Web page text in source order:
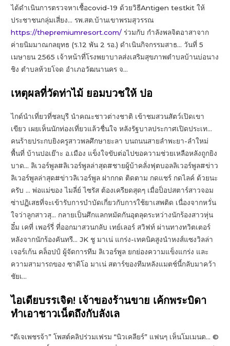
ได้ดำเนินการตรวจหาเชื้อcovid-19 ด้วยวิธีAntigen testkit ให้
ประชาชนกลุ่มเสี่ยง… รพ.สต.บ้านเขาพรมสุวรรณ
https://thepremiumresort.com/ ร่วมกับ กำลังพลจิตอาสาจาก
ค่ายนิมมาณกลยุทธ (ร.12 พัน 2 รอ.) ดำเนินกิจกรรมสาธ… วันที่ 5
เมษายน 2565 เจ้าหน้าที่โรงพยาบาลส่งเสริมสุขภาพตำบลบ้านบ่อนาง
ชิง ตำบลห้วยโจด อำเภอวัฒนานคร จ…
เหตุผลที่วัดท่าไม้ ยอมบวชให้ ปอ
ไกด์นำเที่ยวที่ชลบุรี นำคณะชาวต่างชาติ เข้าชมสวนสัตว์เปิดเขา
เขียว เผยเห็นนักท่องเที่ยวแล้วชื่นใจ หลังรัฐบาลประกาศเปิดประเท…
คนร้ายประกบยิงครูสาวพลศึกษายะลา บนถนนสายลำพะยา-ลำใหม่
พื้นที่ บ้านปอเย๊าะ อ.เมือง แข็งใจขับต่อไปขอความช่วยเหลือหลังถูกยิง
บาด… ลิเวอร์พูล#ลิเวอร์พูลล่าสุด#ชายผู้บ้าคลั่งฟุตบอลลิเวอร์พูล#ข่าว
ลิเวอร์พูลล่าสุด#ข่าวลิเวอร์พูล ฝากกด ติดตาม กดแชร์ กดไลค์ ด้วยนะ
ครับ … พ่อแม่ของ ไมลี่ย์ ไซรัส ต้องเครียดสุดๆ เมื่อป็อปสตาร์สาวจอม
ซ่าปฏิเสธที่จะเข้ารับการบำบัดเกี่ยวกับการใช้ยาเสพติด เนื่องจากหวั่น
ใจว่าลูกสาวสุ… กลายเป็นศึกแลกหมัดกันอุตลุดระหว่างนักร้องสาวหุ่น
อึ๋ม เคที่ เพอร์รี่ ที่ออกมาสวนกลับ เทย์เลอร์ สวิฟท์ ผ่านทางทวิตเตอร์
หลังจากนักร้องคันทรี… JK ชู มาเน่ แกร่ง-เทคนิคสูงนำหงส์แซงวิลล่า
เจอร์เก้น คล็อปป์ ผู้จัดการทีม ลิเวอร์พูล ยกย่องความแข็งแกร่ง และ
ความสามารถของ ซาดิโอ มาเน่ สตาร์ของทีมหลังแมตช์นี้กลับมาคว้า
ชัยเ…
ไอเดียบรรเจิด! เจ้าของร้านขาย เค้กพระบิดา
ทำเอาชาวเน็ตถึงกับลังเล
“ดีเจเพชรจ้า” โพสต์คลิปร่วมเฟรม “นิวเคลียร์” แฟนๆ เห็นโมเมนต… ©